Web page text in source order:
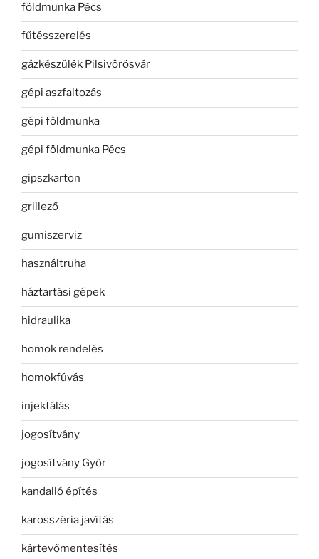
földmunka Pécs
fűtésszerelés
gázkészülék Pilsivörösvár
gépi aszfaltozás
gépi földmunka
gépi földmunka Pécs
gipszkarton
grillező
gumiszerviz
használtruha
háztartási gépek
hidraulika
homok rendelés
homokfúvás
injektálás
jogosítvány
jogosítvány Győr
kandalló építés
karosszéria javítás
kártevőmentesítés